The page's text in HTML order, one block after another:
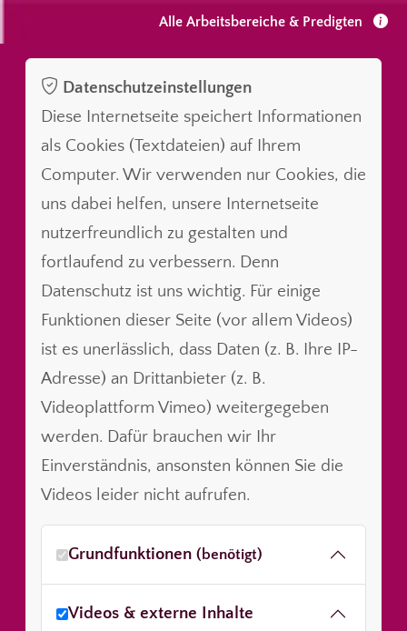
Alle Arbeitsbereiche & Predigten
Datenschutzeinstellungen
Diese Internetseite speichert Informationen
als Cookies (Textdateien) auf Ihrem
Computer. Wir verwenden nur Cookies, die
uns dabei helfen, unsere Internetseite
nutzerfreundlich zu gestalten und
fortlaufend zu verbessern. Denn
Datenschutz ist uns wichtig. Für einige
Funktionen dieser Seite (vor allem Videos)
ist es unerlässlich, dass Daten (z. B. Ihre IP-
Adresse) an Drittanbieter (z. B.
Videoplattform Vimeo) weitergegeben
werden. Dafür brauchen wir Ihr
Einverständnis, ansonsten können Sie die
Videos leider nicht aufrufen.
Grundfunktionen (benötigt)
Videos & externe Inhalte